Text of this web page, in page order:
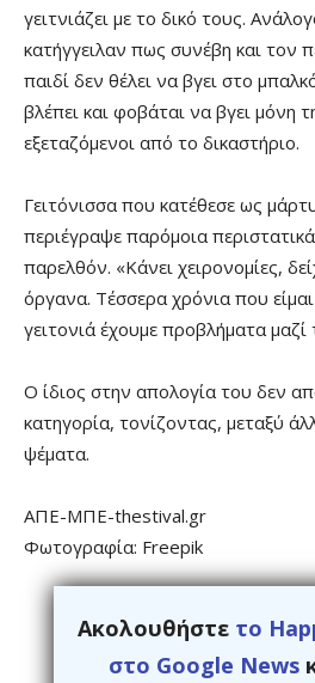
γειτνιάζει με το δικό τους.
κατήγγειλαν πως συνέβη και τον
παιδί δεν θέλει να βγει στο
βλέπει και φοβάται να βγει μόνη
εξεταζόμενοι από το δικαστήριο.
Γειτόνισσα που κατέθεσε ως
περιέγραψε παρόμοια
παρελθόν. «Κάνει χειρονομίες,
όργανα. Τέσσερα χρόνια που
γειτονιά έχουμε προβλήματα μαζί
Ο ίδιος στην απολογία του δεν
κατηγορία, τονίζοντας, μεταξύ
ψέματα.
ΑΠΕ-ΜΠΕ-thestival.gr
Φωτογραφία: Freepik
Ακολουθήστε το
στο Google News